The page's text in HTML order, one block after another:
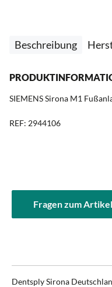
Beschreibung
SIEMENS Sirona M1
REF: 2944106
Fragen zum
Dentsply Sirona